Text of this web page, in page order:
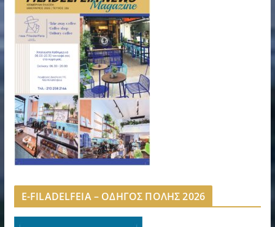
E-FILADELFEIA – ΟΔΗΓΟΣ ΠΟΛΗΣ 2026